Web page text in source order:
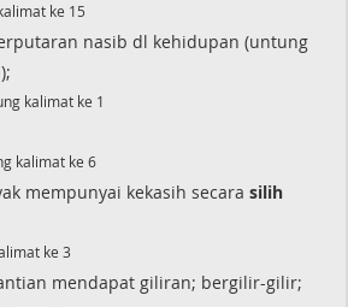
ke 15
nasib dl kehidupan (untung
kalimat ke 1
kalimat ke 6
mempunyai kekasih secara silih
ke 3
mendapat giliran; bergilir-gilir;